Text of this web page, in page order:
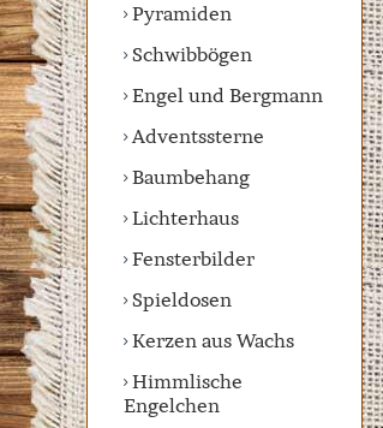
Pyramiden
Schwibbögen
Engel und Bergmann
Adventssterne
Baumbehang
Lichterhaus
Fensterbilder
Spieldosen
Kerzen aus Wachs
Himmlische
Engelchen